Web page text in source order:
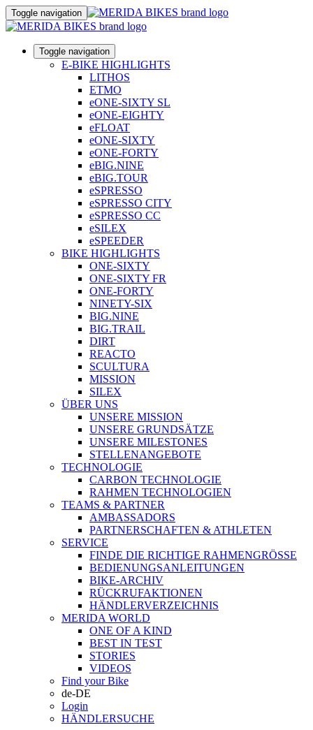
Toggle navigation
Toggle navigation
E-BIKE HIGHLIGHTS
LITHOS
ETMO
eONE-SIXTY SL
eONE-EIGHTY
eFLOAT
eONE-SIXTY
eONE-FORTY
eBIG.NINE
eBIG.TOUR
eSPRESSO
eSPRESSO CITY
eSPRESSO CC
eSILEX
eSPEEDER
BIKE HIGHLIGHTS
ONE-SIXTY
ONE-SIXTY FR
ONE-FORTY
NINETY-SIX
BIG.NINE
BIG.TRAIL
DIRT
REACTO
SCULTURA
MISSION
SILEX
ÜBER UNS
UNSERE MISSION
UNSERE GRUNDSÄTZE
UNSERE MILESTONES
STELLENANGEBOTE
TECHNOLOGIE
CARBON TECHNOLOGIE
RAHMEN TECHNOLOGIEN
TEAMS & PARTNER
AMBASSADORS
PARTNERSCHAFTEN & ATHLETEN
SERVICE
FINDE DIE RICHTIGE RAHMENGRÖSSE
BEDIENUNGSANLEITUNGEN
BIKE-ARCHIV
RÜCKRUFAKTIONEN
HÄNDLERVERZEICHNIS
MERIDA WORLD
ONE OF A KIND
BEST IN TEST
STORIES
VIDEOS
Find your Bike
de-DE
Login
HÄNDLERSUCHE